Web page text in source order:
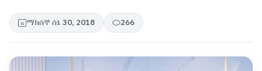
ማክሰኞ ሰኔ 30, 2018 266